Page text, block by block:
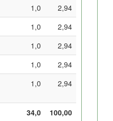
1,0
2,94
1,0
2,94
1,0
2,94
1,0
2,94
1,0 2,94
34,0 100,00